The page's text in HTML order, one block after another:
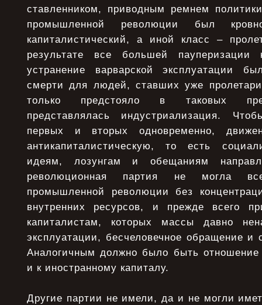
ставленником, приводным ремнем
промышленной революции был
капиталистический, а иной класс –
результате все большей пауперизации
устранение варварской эксплуатации
смерти для людей, ставших уже
только предстояло в таковых
представлялась индустриализация.
первых и вторых одновременно,
антикапиталистическую, то есть
идеям, лозунгам и обещаниям
революционная партия не могла
промышленной революции без
внутренних ресурсов, и прежде всего
капиталистам, которых массы давно
эксплуатации, бесчеловечное обращение и
Аналогичным должно было быть отношение
и к иностранному капиталу.
Другие партии не имели, да и не могли